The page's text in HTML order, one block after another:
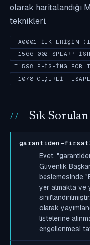
olarak haritalandığı
teknikleri.
TA0001 İLK ERIŞIM
T1566.002
T1598 PHISHING FOR
T1078 GEÇERLI
Sık
garantiden-
Evet.
Güvenlik
beslemesinde
yer almakta ve
olarak
listelerine
engellenmesi